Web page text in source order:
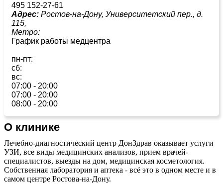
495 152-27-61
Адрес: Ростов-на-Дону, Университетский пер., д.
115,
Метро:
График работы медцентра
пн-пт:
сб:
вс:
07:00 - 20:00
07:00 - 20:00
08:00 - 20:00
О клинике
Лечебно-диагностический центр ДонЗдрав оказывает услуги
УЗИ, все виды медицинских анализов, прием врачей-
специалистов, выезды на дом, медицинская косметология.
Cобственная лаборатория и аптека - всё это в одном месте и в
самом центре Ростова-на-Дону.